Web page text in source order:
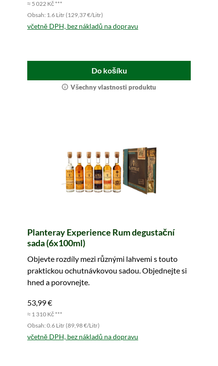
≈ 5 022 Kč ***
Obsah: 1.6 Litr (129,37 €/Litr)
včetně DPH, bez nákladů na dopravu
Do košíku
Všechny vlastnosti produktu
Planteray Experience Rum degustační
sada (6x100ml)
Objevte rozdíly mezi různými lahvemi s touto
praktickou ochutnávkovou sadou. Objednejte si
hned a porovnejte.
53,99 €
≈ 1 310 Kč ***
Obsah: 0.6 Litr (89,98 €/Litr)
včetně DPH, bez nákladů na dopravu